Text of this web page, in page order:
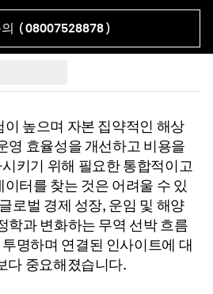
( 08007528878 )
높으며 자본 집약적인 해상
영 효율성을 개선하고 비용을
키기 위해 필요한 통합적이고
터를 찾는 것은 어려울 수 있
로벌 경제 성장, 운임 및 해양
학과 변화하는 무역 선박 흐름
명하며 연결된 인사이트에 대
다 중요해졌습니다.